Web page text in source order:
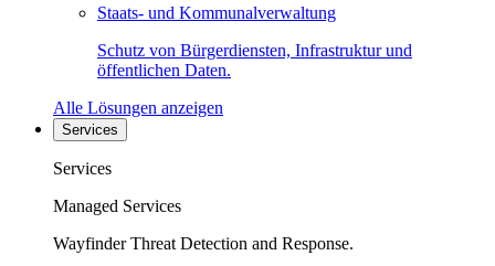
Staats- und Kommunalverwaltung
Schutz von Bürgerdiensten, Infrastruktur und
öffentlichen Daten.
Alle Lösungen anzeigen
Services
Services
Managed Services
Wayfinder Threat Detection and Response.